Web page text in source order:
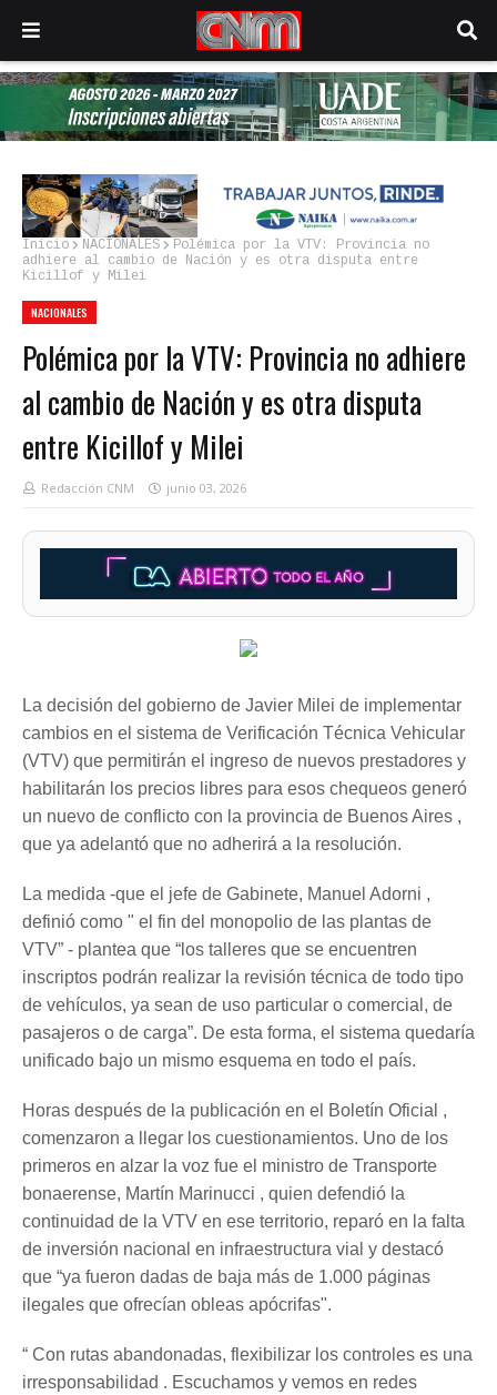
Inicio NACIONALES
Polémica por la VTV: Provincia no
adhiere al cambio de Nación y es otra disputa entre
Kicillof y Milei
NACIONALES
Polémica por la VTV: Provincia no adhiere
al cambio de Nación y es otra disputa
entre Kicillof y Milei
Redacción CNM junio 03, 2026
La decisión del gobierno de Javier Milei de implementar
cambios en el sistema de Verificación Técnica Vehicular
(VTV) que permitirán el ingreso de nuevos prestadores y
habilitarán los precios libres para esos chequeos generó
un nuevo de conflicto con la provincia de Buenos Aires ,
que ya adelantó que no adherirá a la resolución.
La medida -que el jefe de Gabinete, Manuel Adorni ,
definió como " el fin del monopolio de las plantas de
VTV” - plantea que “los talleres que se encuentren
inscriptos podrán realizar la revisión técnica de todo tipo
de vehículos, ya sean de uso particular o comercial, de
pasajeros o de carga”. De esta forma, el sistema quedaría
unificado bajo un mismo esquema en todo el país.
Horas después de la publicación en el Boletín Oficial ,
comenzaron a llegar los cuestionamientos. Uno de los
primeros en alzar la voz fue el ministro de Transporte
bonaerense, Martín Marinucci , quien defendió la
continuidad de la VTV en ese territorio, reparó en la falta
de inversión nacional en infraestructura vial y destacó
que “ya fueron dadas de baja más de 1.000 páginas
ilegales que ofrecían obleas apócrifas".
“ Con rutas abandonadas, flexibilizar los controles es una
irresponsabilidad . Escuchamos y vemos en redes